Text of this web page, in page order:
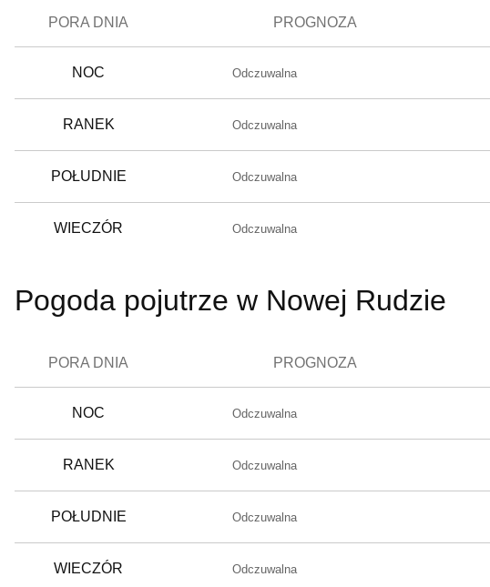
PORA DNIA PROGNOZA
NOC Odczuwalna
RANEK Odczuwalna
POŁUDNIE Odczuwalna
WIECZÓR Odczuwalna
Pogoda pojutrze w Nowej Rudzie
PORA DNIA PROGNOZA
NOC Odczuwalna
RANEK Odczuwalna
POŁUDNIE Odczuwalna
WIECZÓR Odczuwalna